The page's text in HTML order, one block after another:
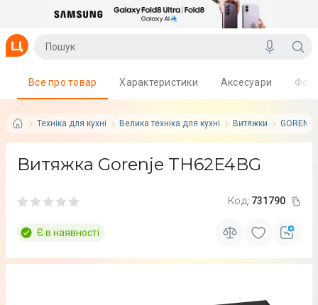
Техніка для кухні Велика техніка для кухні Витяжки GORENJE
Все про товар Характеристики Аксесуари
Витяжка Gorenje TH62E4BG
Код: 731790
Є в наявності